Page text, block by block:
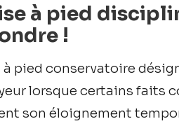
à pied
!
à pied conservatoire
lorsque certains faits
son éloignement